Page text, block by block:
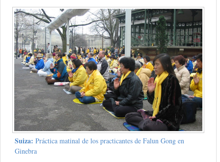
Suiza: Práctica matinal de los practicantes de Falun Gong en
Ginebra